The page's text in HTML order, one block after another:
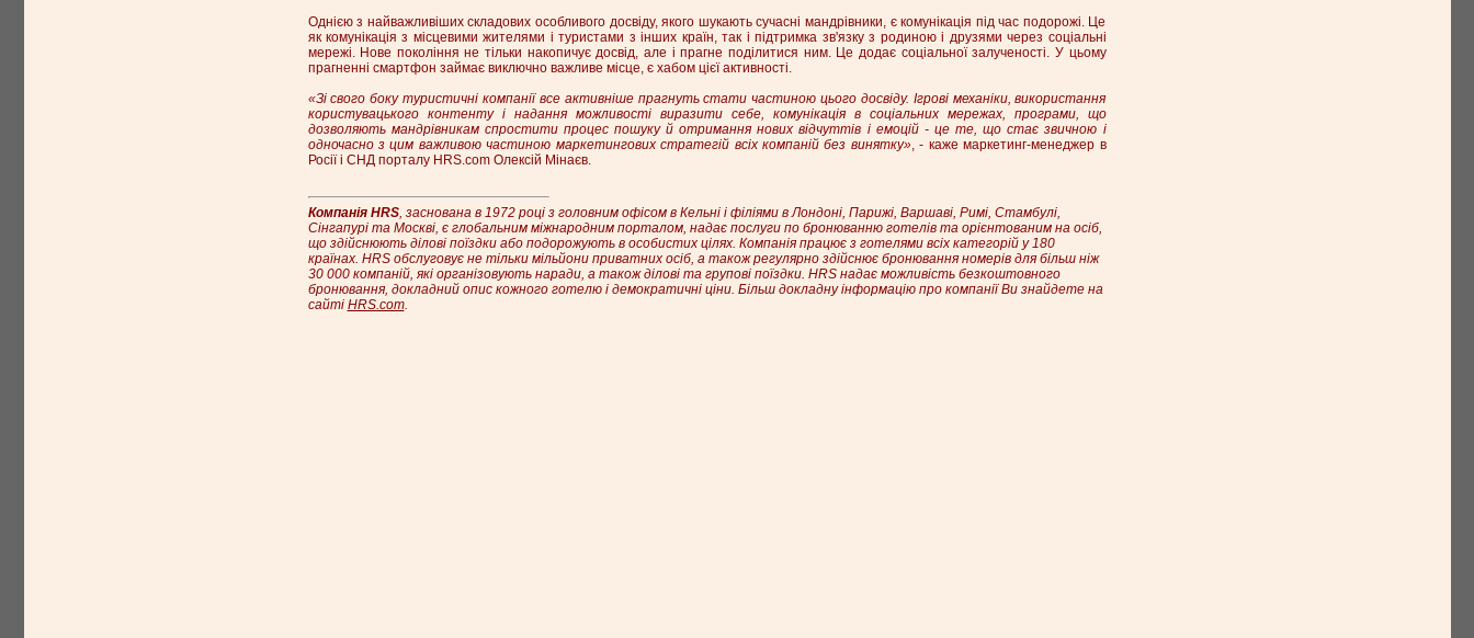
Однією з найважливіших складових особливого досвіду, якого шукають сучасні мандрівники, є комунікація під час подорожі. Це
як комунікація з місцевими жителями і туристами з інших країн, так і підтримка зв'язку з родиною і друзями через соціальні
мережі. Нове покоління не тільки накопичує досвід, але і прагне поділитися ним. Це додає соціальної залученості. У цьому
прагненні смартфон займає виключно важливе місце, є хабом цієї активності.
«Зі свого боку туристичні компанії все активніше прагнуть стати частиною цього досвіду. Ігрові механіки, використання
користувацького контенту і надання можливості виразити себе, комунікація в соціальних мережах, програми, що
дозволяють мандрівникам спростити процес пошуку й отримання нових відчуттів і емоцій - це те, що стає звичною і
одночасно з цим важливою частиною маркетингових стратегій всіх компаній без винятку», - каже маркетинг-менеджер в
Росії і СНД порталу HRS.com Олексій Мінаєв.
Компанія HRS, заснована в 1972 році з головним офісом в Кельні і філіями в Лондоні, Парижі, Варшаві, Римі, Стамбулі,
Сінгапурі та Москві, є глобальним міжнародним порталом, надає послуги по бронюванню готелів та орієнтованим на осіб,
що здійснюють ділові поїздки або подорожують в особистих цілях. Компанія працює з готелями всіх категорій у 180
країнах. HRS обслуговує не тільки мільйони приватних осіб, а також регулярно здійснює бронювання номерів для більш ніж
30 000 компаній, які організовують наради, а також ділові та групові поїздки. HRS надає можливість безкоштовного
бронювання, докладний опис кожного готелю і демократичні ціни. Більш докладну інформацію про компанії Ви знайдете на
сайті HRS.com.